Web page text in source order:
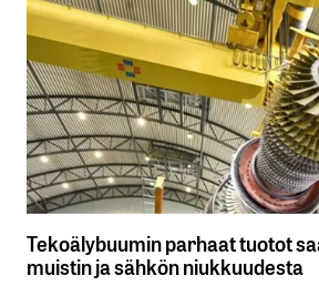
Tekoälybuumin parhaat tuotot
muistin ja sähkön niukkuudesta